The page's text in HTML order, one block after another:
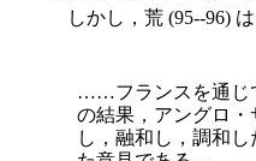
しかし，荒 (95--96)
……フランスを通じ
の結果，アングロ
し，融和し，調和